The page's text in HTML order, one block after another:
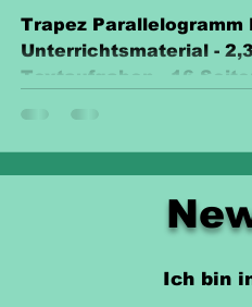
Trapez Parallelogramm
Unterrichtsmaterial -
Textaufgaben - 16
Ich bin